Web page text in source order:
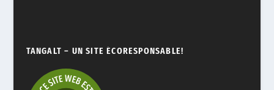
TANGALT – UN SITE ÉCORESPONSABLE!